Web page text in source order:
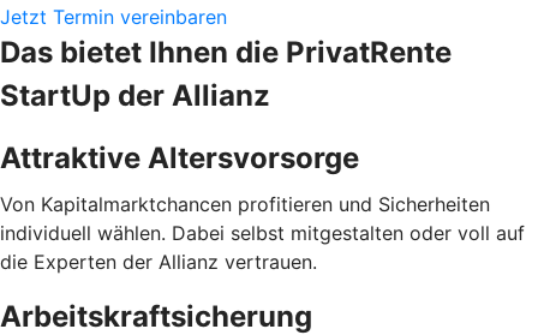
Jetzt Termin vereinbaren
Das bietet Ihnen die PrivatRente
StartUp der Allianz
Attraktive Altersvorsorge
Von Kapitalmarktchancen profitieren und Sicherheiten
individuell wählen. Dabei selbst mitgestalten oder voll auf
die Experten der Allianz vertrauen.
Arbeitskraftsicherung